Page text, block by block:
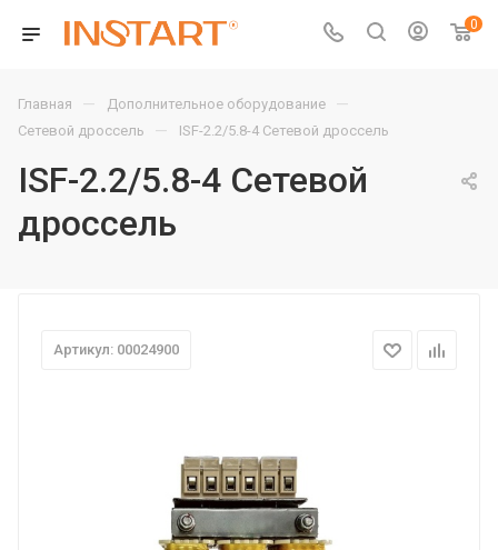
0
Главная — Дополнительное оборудование —
Сетевой дроссель — ISF-2.2/5.8-4 Сетевой дроссель
ISF-2.2/5.8-4 Сетевой
дроссель
Артикул: 00024900